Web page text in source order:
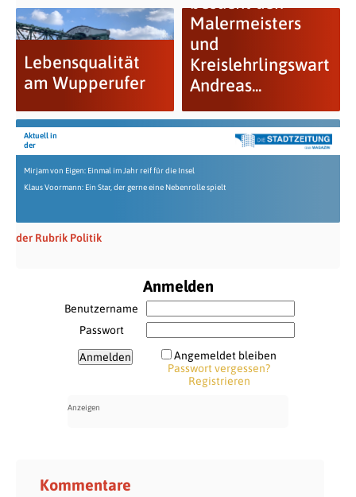
Lebensqualität
am Wupperufer
Malermeisters
und
Kreislehrlingswart
Andreas...
Aktuell in
der
Mirjam von Eigen: Einmal im Jahr reif für die Insel
Klaus Voormann: Ein Star, der gerne eine Nebenrolle spielt
der Rubrik Politik
Anmelden
Benutzername
Passwort
Angemeldet bleiben
Passwort vergessen?
Registrieren
Kommentare